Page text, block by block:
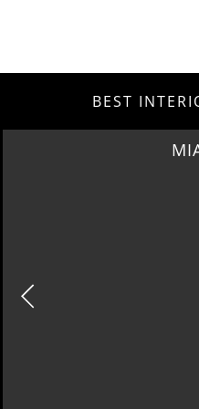
BEST